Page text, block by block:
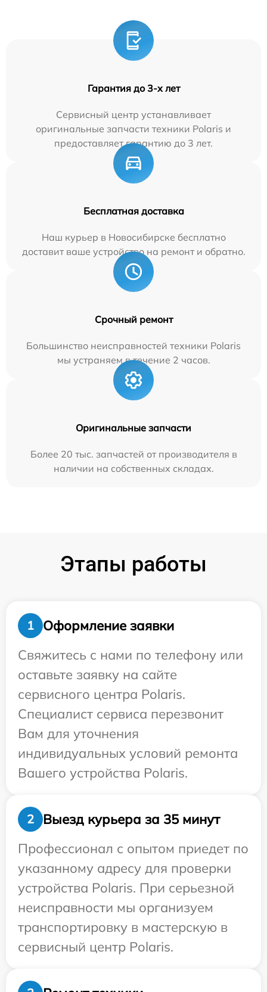
Гарантия до 3-х лет
Сервисный центр устанавливает
оригинальные запчасти техники Polaris и
предоставляет гарантию до 3 лет.
Бесплатная доставка
Наш курьер в Новосибирске бесплатно
доставит ваше устройство на ремонт и обратно.
Срочный ремонт
Большинство неисправностей техники Polaris
мы устраняем в течение 2 часов.
Оригинальные запчасти
Более 20 тыс. запчастей от производителя в
наличии на собственных складах.
Этапы работы
1
Оформление заявки
Свяжитесь с нами по телефону или
оставьте заявку на сайте
сервисного центра Polaris.
Специалист сервиса перезвонит
Вам для уточнения
индивидуальных условий ремонта
Вашего устройства Polaris.
2
Выезд курьера за 35 минут
Профессионал с опытом приедет по
указанному адресу для проверки
устройства Polaris. При серьезной
неисправности мы организуем
транспортировку в мастерскую в
сервисный центр Polaris.